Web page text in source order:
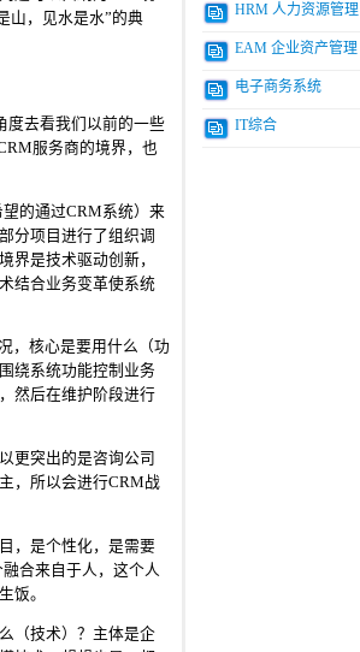
山，见水是水”的典
度去看我们以前的一些
服务商的境界，也
的通过CRM系统）来
分项目进行了组织调
界是技术驱动创新，
结合业务变革使系统
，核心是要用什么（功
绕系统功能控制业务
然后在维护阶段进行
更突出的是咨询公司
，所以会进行CRM战
，是个性化，是需要
合来自于人，这个人
饭。
（技术）？主体是企
HRM 人力资源管理
EAM 企业资产管理
电子商务系统
IT综合